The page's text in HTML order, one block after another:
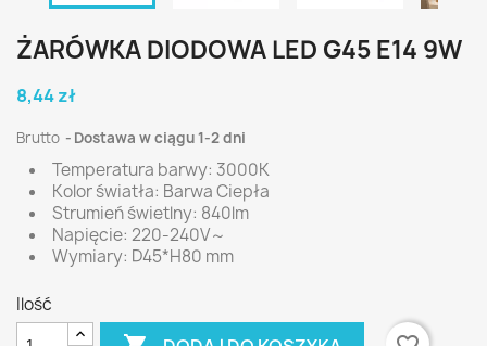
ŻARÓWKA DIODOWA LED G45 E14 9W
8,44 zł
Brutto Dostawa w ciągu 1-2 dni
Temperatura barwy: 3000K
Kolor światła: Barwa Ciepła
Strumień świetlny: 840lm
Napięcie: 220-240V～
Wymiary: D45*H80 mm
Ilość